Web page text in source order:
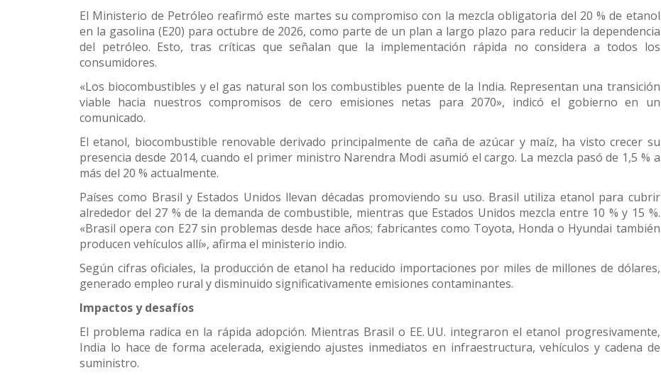
El Ministerio de Petróleo reafirmó este martes su compromiso con la mezcla obligatoria del 20 % de etanol
en la gasolina (E20) para octubre de 2026, como parte de un plan a largo plazo para reducir la dependencia
del petróleo. Esto, tras críticas que señalan que la implementación rápida no considera a todos los
consumidores.
«Los biocombustibles y el gas natural son los combustibles puente de la India. Representan una transición
viable hacia nuestros compromisos de cero emisiones netas para 2070», indicó el gobierno en un
comunicado.
El etanol, biocombustible renovable derivado principalmente de caña de azúcar y maíz, ha visto crecer su
presencia desde 2014, cuando el primer ministro Narendra Modi asumió el cargo. La mezcla pasó de 1,5 % a
más del 20 % actualmente.
Países como Brasil y Estados Unidos llevan décadas promoviendo su uso. Brasil utiliza etanol para cubrir
alrededor del 27 % de la demanda de combustible, mientras que Estados Unidos mezcla entre 10 % y 15 %.
«Brasil opera con E27 sin problemas desde hace años; fabricantes como Toyota, Honda o Hyundai también
producen vehículos allí», afirma el ministerio indio.
Según cifras oficiales, la producción de etanol ha reducido importaciones por miles de millones de dólares,
generado empleo rural y disminuido significativamente emisiones contaminantes.
Impactos y desafíos
El problema radica en la rápida adopción. Mientras Brasil o EE. UU. integraron el etanol progresivamente,
India lo hace de forma acelerada, exigiendo ajustes inmediatos en infraestructura, vehículos y cadena de
suministro.